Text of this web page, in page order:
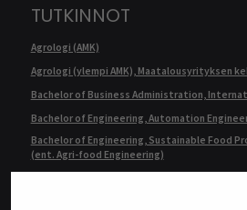
TUTKINNOT
Agrologi (AMK)
Agrologi (ylempi AMK), Maatalousyrityksen
Bachelor of Business Administration,
Bachelor of Engineering, Automation
Bachelor of Engineering, Sustainable Food
(ent. Agri-food Engineering)